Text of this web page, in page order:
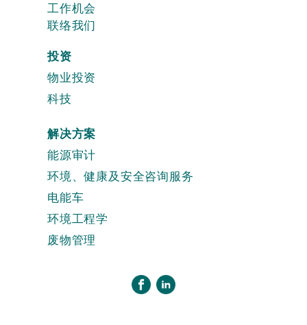
投资
物业投资
科技
解决方案
能源审计
环境、健康及安全咨询服务
电能车
环境工程学
废物管理
工作机会
联络我们